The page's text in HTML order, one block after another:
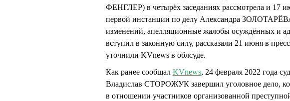
ФЕНГЛЕР) в четырёх заседаниях рассмотрела и 17
первой инстанции по делу Александра
изменений, апелляционные жалобы осуждённых и
вступил в законную силу, рассказали 21 июня в
уточнили KVnews в облсуде.
Как ранее сообщал KVnews, 24 февраля 2022 года
Владислав СТОРОЖУК завершил уголовное дело,
в отношении участников организованной